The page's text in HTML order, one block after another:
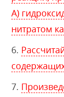
А)
нитратом